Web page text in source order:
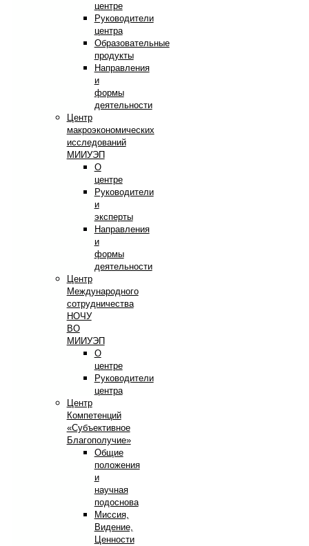
центре
Руководители
центра
Образовательные
продукты
Направления
и
формы
деятельности
Центр
макроэкономических
исследований
МИИУЭП
О
центре
Руководители
и
эксперты
Направления
и
формы
деятельности
Центр
Международного
сотрудничества
НОЧУ
ВО
МИИУЭП
О
центре
Руководители
центра
Центр
Компетенций
«Субъективное
Благополучие»
Общие
положения
и
научная
подоснова
Миссия,
Видение,
Ценности